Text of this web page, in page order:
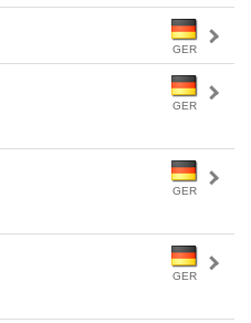
GER
GER
GER
GER